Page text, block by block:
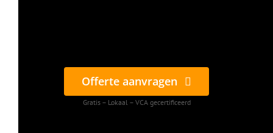
Offerte aanvragen
Gratis – Lokaal – VCA gecertificeerd